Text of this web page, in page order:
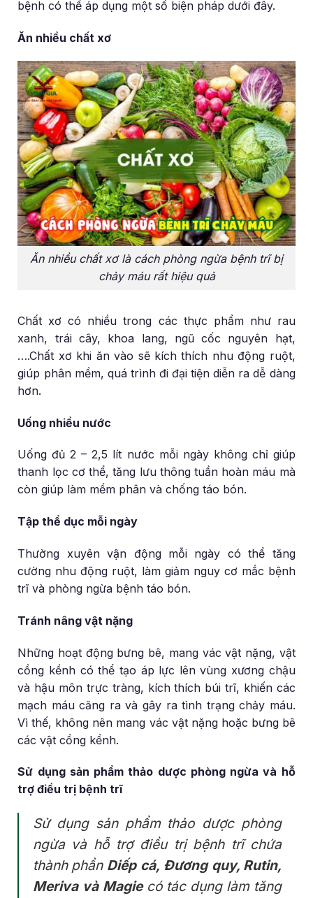
bệnh có thể áp dụng một số biện pháp dưới đây.
Ăn nhiều chất xơ
Ăn nhiều chất xơ là cách phòng ngừa bệnh trĩ bị
chảy máu rất hiệu quả
Chất xơ có nhiều trong các thực phẩm như rau
xanh, trái cây, khoa lang, ngũ cốc nguyên hạt,
….Chất xơ khi ăn vào sẽ kích thích nhu động ruột,
giúp phân mềm, quá trình đi đại tiện diễn ra dễ dàng
hơn.
Uống nhiều nước
Uống đủ 2 – 2,5 lít nước mỗi ngày không chỉ giúp
thanh lọc cơ thể, tăng lưu thông tuần hoàn máu mà
còn giúp làm mềm phân và chống táo bón.
Tập thể dục mỗi ngày
Thường xuyên vận động mỗi ngày có thể tăng
cường nhu động ruột, làm giảm nguy cơ mắc bệnh
trĩ và phòng ngừa bệnh táo bón.
Tránh nâng vật nặng
Những hoạt động bưng bê, mang vác vật nặng, vật
cồng kềnh có thể tạo áp lực lên vùng xương chậu
và hậu môn trực tràng, kích thích búi trĩ, khiến các
mạch máu căng ra và gây ra tình trạng chảy máu.
Vì thế, không nên mang vác vật nặng hoặc bưng bê
các vật cồng kềnh.
Sử dụng sản phẩm thảo dược phòng ngừa và hỗ
trợ điều trị bệnh trĩ
Sử dụng sản phẩm thảo dược phòng
ngừa và hỗ trợ điều trị bệnh trĩ chứa
thành phần Diếp cá, Đương quy, Rutin,
Meriva và Magiecó tác dụng làm tăng